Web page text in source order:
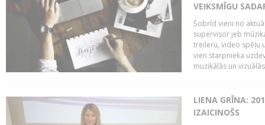
VEIKSMĪGU
Šobrīd vieni no
supervisor jeb
treileru, video spēļu
vien starpnieka
muzikālās un
LIENA GRĪNA:
IZAICINOŠS